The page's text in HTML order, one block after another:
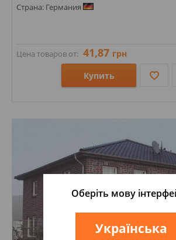
Страна: Германия
Цена товаров от: 41,87 грн
Купить
Оберіть мову
Українська